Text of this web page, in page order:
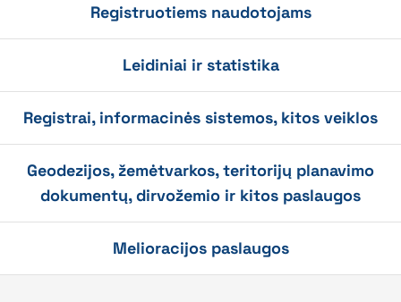
Registruotiems naudotojams
Leidiniai ir statistika
Registrai, informacinės sistemos, kitos veiklos
Geodezijos, žemėtvarkos, teritorijų planavimo
dokumentų, dirvožemio ir kitos paslaugos
Melioracijos paslaugos